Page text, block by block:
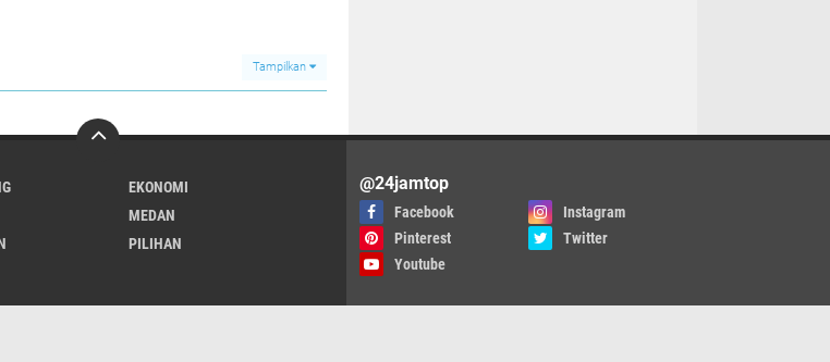
Tampilkan
EKONOMI
MEDAN
PILIHAN
@24jamtop
Facebook
Instagram
Pinterest
Twitter
Youtube